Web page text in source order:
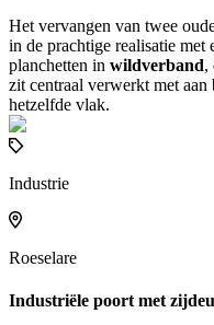
Het vervangen van twee
in de prachtige realisatie
planchetten in wildverband,
zit centraal verwerkt met
hetzelfde vlak.
Industrie
Roeselare
Industriële poort met